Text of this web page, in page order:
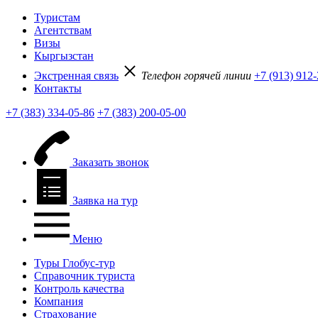
Туристам
Агентствам
Визы
Кыргызстан
Экстренная связь
Телефон горячей линии +7 (913)
Контакты
+7 (383) 334-05-86 +7 (383) 200-05-00
Заказать звонок
Заявка на тур
Меню
Туры Глобус-тур
Справочник туриста
Контроль качества
Компания
Страхование